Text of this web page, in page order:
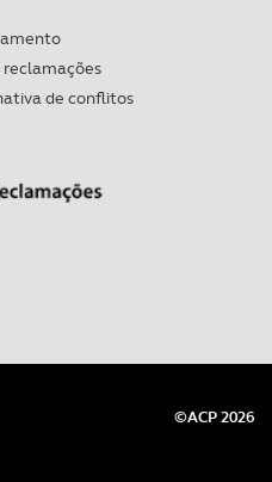
reclamações
de conflitos
©ACP 2026